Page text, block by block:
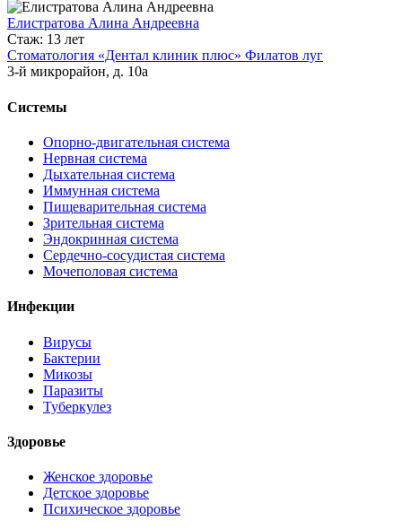
Елистратова Алина Андреевна
Стаж: 13 лет
Стоматология «Дентал клиник плюс» Филатов луг
3-й микрорайон, д. 10а
Системы
Опорно-двигательная система
Нервная система
Дыхательная система
Иммунная система
Пищеварительная система
Зрительная система
Эндокринная система
Сердечно-сосудистая система
Мочеполовая система
Инфекции
Вирусы
Бактерии
Микозы
Паразиты
Туберкулез
Здоровье
Женское здоровье
Детское здоровье
Психическое здоровье